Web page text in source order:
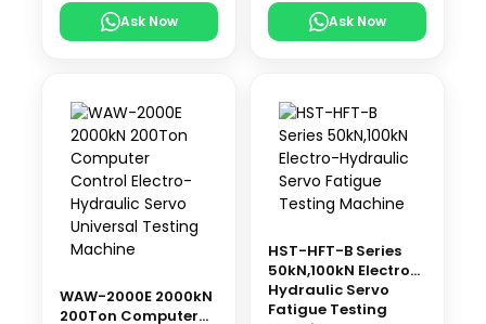
Ask Now
Universal Testing
Machine
Ask Now
WAW-2000E 2000kN
200Ton Computer
HST-HFT-B Series
50kN,100kN Electro-
Hydraulic Servo
Fatigue Testing